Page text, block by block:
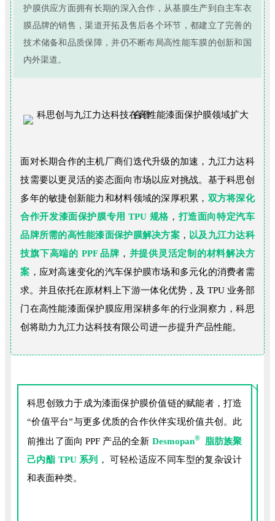
护膜供应方面拥有长期的深入合作，从基膜生产到自主车衣
膜品牌的销售，渠道开拓及售后各个环节，都建立了完善的
技术储备和品质保障，并仍不断布局高性能车膜的创新和国
内外渠道。
面对长期合作的主机厂商们迭代升级的加速，九江力达科
技需要以更灵活的姿态面向市场以应对挑战。基于科思创
多年的敏捷创新能力和材料领域的深厚积累， 双方将深化
合作开发漆面保护膜专用 TPU 规格 ，打造面向特定汽车
品牌所需的高性能漆面保护膜解决方案， 以及九江力达科
技旗下高端的 PPF 品牌 ， 并提供灵活定制的材料解决方
案 ，应对高速变化的汽车保护膜市场和多元化的消费者需
求。并且依托在原材料上下游一体化优势，及 TPU 业务部
门在高性能漆面保护膜应用深耕多年的行业洞察力，科思
创将助力九江力达科技有限公司进一步提升产品性能。
科思创致力于成为漆面保护膜价值链的赋能者，打造
“价值平台”与更多优质的合作伙伴实现价值共创。此
前推出了面向 PPF 产品的全新 Desmopan®脂肪族聚
己内酯 TPU 系列
， 可轻松适应不同车型的复杂设计
和表面种类。